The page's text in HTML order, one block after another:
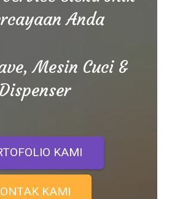
Anda
Mesin Cuci &
Dispenser
KAMI
KAMI